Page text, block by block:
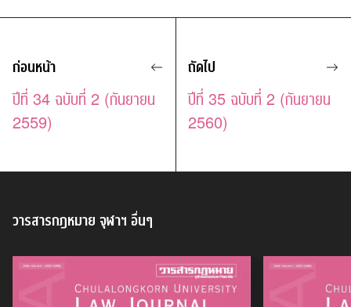
ก่อนหน้า
ปีที่ 34 ฉบับที่ 2 (กันยายน
2559)
ถัดไป
ปีที่ 35 ฉบับที่ 2 (กันยายน
2560)
วารสารกฎหมาย จุฬาฯ อื่นๆ